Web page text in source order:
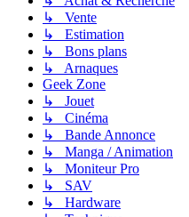
↳ Vente
↳ Estimation
↳ Bons plans
↳ Arnaques
Geek Zone
↳ Jouet
↳ Cinéma
↳ Bande Annonce
↳ Manga / Animation
↳ Moniteur Pro
↳ SAV
↳ Hardware